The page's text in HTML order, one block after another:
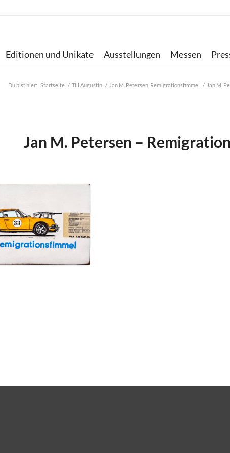
Editionen und Unikate Ausstellungen Messen
Du bist hier: Startseite / Till Augustin / Jan M. Petersen, Remigrationsfimmel / Jan M.
Jan M. Petersen –